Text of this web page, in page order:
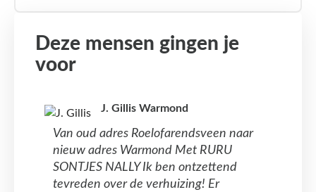
Deze mensen gingen je
voor
J. Gillis Warmond
Van oud adres Roelofarendsveen naar
nieuw adres Warmond Met RURU
SONTJES NALLY Ik ben ontzettend
tevreden over de verhuizing! Er